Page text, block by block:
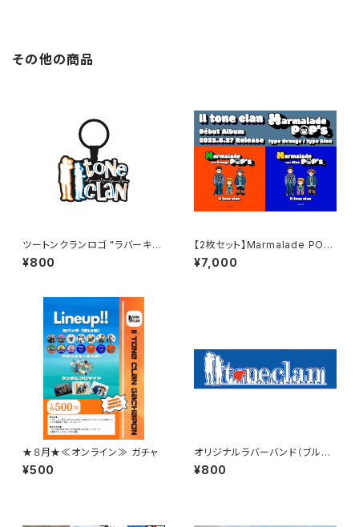
その他の商品
ツートンクランロゴ "ラバーキー
ホルダー"
¥800
【2枚セット】Marmalade PO
P's type Blue+Orange
¥7,000
★８月★≪オンライン≫ ガチャ
¥500
オリジナルラバーバンド（ブル
ー）
¥800